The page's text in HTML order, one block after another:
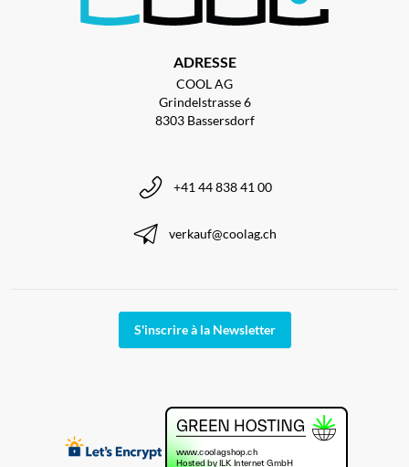
ADRESSE
COOL AG
Grindelstrasse 6
8303 Bassersdorf
+41 44 838 41 00
verkauf@coolag.ch
S'inscrire à la Newsletter